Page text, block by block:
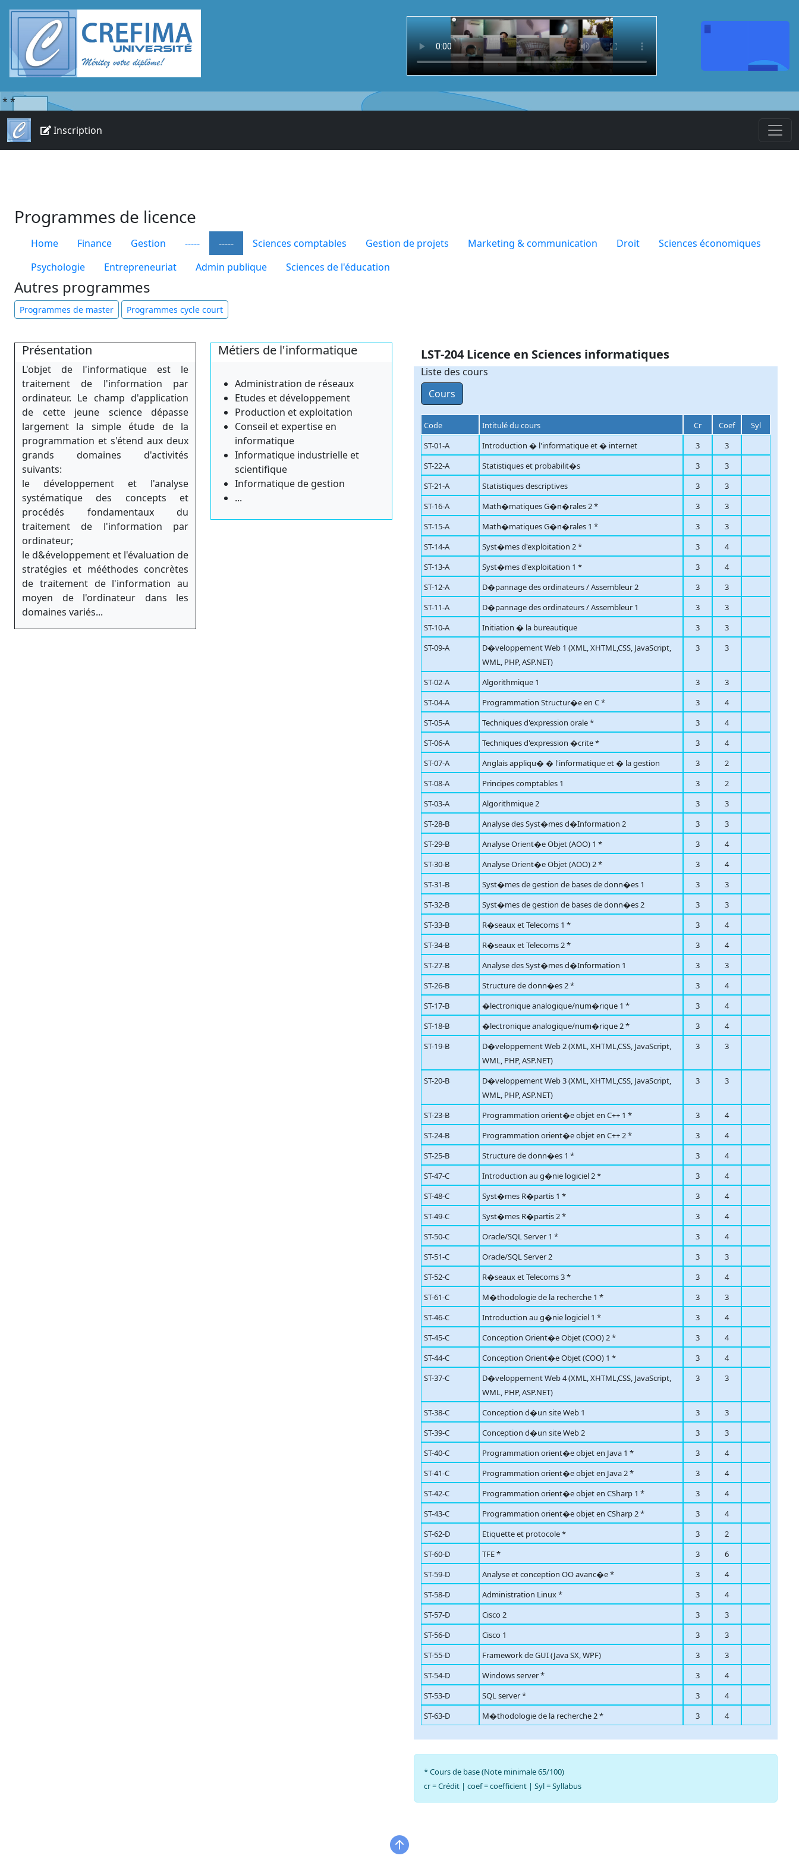
* *
Inscription
Programmes de licence
Home Finance Gestion ----- ----- Sciences comptables Gestion de projets Marketing & communication Droit
Sciences économiques
Psychologie
Entrepreneuriat Admin publique Sciences de l'éducation
Autres programmes
Programmes de master Programmes cycle court
Présentation
L'objet de l'informatique est le
traitement de l'information par
ordinateur. Le champ d'application
de cette jeune science dépasse
largement la simple étude de la
programmation et s'étend aux deux
grands domaines d'activités
suivants:
le développement et l'analyse
systématique des concepts et
procédés fondamentaux du
traitement de l'information par
ordinateur;
le d&éveloppement et l'évaluation de
stratégies et mééthodes concrètes
de traitement de l'information au
moyen de l'ordinateur dans les
domaines variés...
Métiers de l'informatique
Administration de réseaux
Etudes et développement
Production et exploitation
Conseil et expertise en
informatique
Informatique industrielle et
scientifique
Informatique de gestion
...
LST-204 Licence en Sciences informatiques
Liste des cours
Cours
Code Intitulé du cours Cr Coef
Syl
ST-01-A
Introduction � l'informatique et � internet 3
3
ST-22-A
Statistiques et probabilit�s 3
3
ST-21-A
Statistiques descriptives 3
3
ST-16-A
Math�matiques G�n�rales 2 * 3
3
ST-15-A
Math�matiques G�n�rales 1 * 3
3
ST-14-A
Syst�mes d'exploitation 2 * 3
4
ST-13-A
Syst�mes d'exploitation 1 * 3
4
ST-12-A
D�pannage des ordinateurs / Assembleur 2 3
3
ST-11-A
D�pannage des ordinateurs / Assembleur 1 3
3
ST-10-A
Initiation � la bureautique 3
3
ST-09-A
D�veloppement Web 1 (XML, XHTML,CSS, JavaScript,
WML, PHP, ASP.NET)
3 3
ST-02-A Algorithmique 1 3
3
ST-04-A
Programmation Structur�e en C * 3
4
ST-05-A
Techniques d'expression orale * 3
4
ST-06-A
Techniques d'expression �crite * 3
4
ST-07-A
Anglais appliqu� � l'informatique et � la gestion 3
2
ST-08-A
Principes comptables 1 3
2
ST-03-A
Algorithmique 2 3
3
ST-28-B
Analyse des Syst�mes d�Information 2 3
3
ST-29-B
Analyse Orient�e Objet (AOO) 1 * 3
4
ST-30-B
Analyse Orient�e Objet (AOO) 2 * 3
4
ST-31-B
Syst�mes de gestion de bases de donn�es 1 3
3
ST-32-B
Syst�mes de gestion de bases de donn�es 2 3
3
ST-33-B
R�seaux et Telecoms 1 * 3
4
ST-34-B
R�seaux et Telecoms 2 * 3
4
ST-27-B
Analyse des Syst�mes d�Information 1 3
3
ST-26-B
Structure de donn�es 2 * 3
4
ST-17-B
�lectronique analogique/num�rique 1 * 3
4
ST-18-B
�lectronique analogique/num�rique 2 * 3
4
ST-19-B
D�veloppement Web 2 (XML, XHTML,CSS, JavaScript,
WML, PHP, ASP.NET)
3 3
ST-20-B
D�veloppement Web 3 (XML, XHTML,CSS, JavaScript,
WML, PHP, ASP.NET)
3 3
ST-23-B Programmation orient�e objet en C++ 1 * 3
4
ST-24-B
Programmation orient�e objet en C++ 2 * 3
4
ST-25-B
Structure de donn�es 1 * 3
4
ST-47-C
Introduction au g�nie logiciel 2 * 3
4
ST-48-C
Syst�mes R�partis 1 * 3
4
ST-49-C
Syst�mes R�partis 2 * 3
4
ST-50-C
Oracle/SQL Server 1 * 3
4
ST-51-C
Oracle/SQL Server 2 3
3
ST-52-C
R�seaux et Telecoms 3 * 3
4
ST-61-C
M�thodologie de la recherche 1 * 3
3
ST-46-C
Introduction au g�nie logiciel 1 * 3
4
ST-45-C
Conception Orient�e Objet (COO) 2 * 3
4
ST-44-C
Conception Orient�e Objet (COO) 1 * 3
4
ST-37-C
D�veloppement Web 4 (XML, XHTML,CSS, JavaScript,
WML, PHP, ASP.NET)
3 3
ST-38-C Conception d�un site Web 1 3
3
ST-39-C
Conception d�un site Web 2 3
3
ST-40-C
Programmation orient�e objet en Java 1 * 3
4
ST-41-C
Programmation orient�e objet en Java 2 * 3
4
ST-42-C
Programmation orient�e objet en CSharp 1 * 3
4
ST-43-C
Programmation orient�e objet en CSharp 2 * 3
4
ST-62-D
Etiquette et protocole * 3
2
ST-60-D
TFE * 3
6
ST-59-D
Analyse et conception OO avanc�e * 3
4
ST-58-D
Administration Linux * 3
4
ST-57-D
Cisco 2 3
3
ST-56-D
Cisco 1 3
3
ST-55-D
Framework de GUI (Java SX, WPF) 3
3
ST-54-D
Windows server * 3
4
ST-53-D
SQL server * 3
4
ST-63-D
M�thodologie de la recherche 2 * 3 4
* Cours de base (Note minimale 65/100)
cr = Crédit | coef = coefficient | Syl = Syllabus